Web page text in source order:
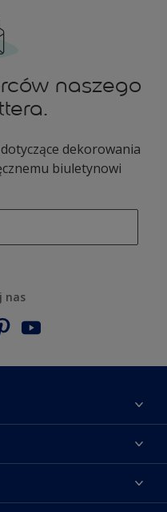
naszego
dekorowania
biuletynowi
nas